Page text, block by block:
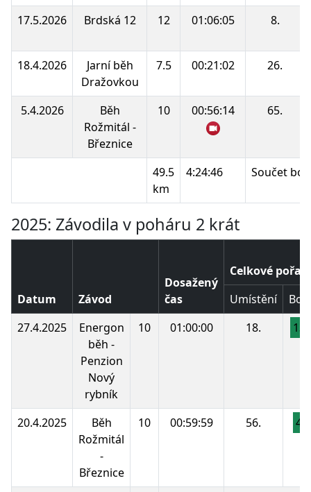
17.5.2026 Brdská 12 12 01:06:05 8.
18.4.2026
Jarní běh
Dražovkou
7.5 00:21:02 26.
5.4.2026
Běh
Rožmitál -
Březnice
10 00:56:14 65.
49.5
km
4:24:46 Součet
2025: Závodila v poháru 2 krát
Datum Závod
Dosažený
čas
Celkové pořadí
Umístění
27.4.2025
Energon
běh -
Penzion
Nový
rybník
10 01:00:00 18. 131
20.4.2025
Běh
Rožmitál
-
Březnice
10 00:59:59 56. 48